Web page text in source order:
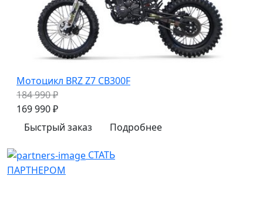
Мотоцикл BRZ Z7 CB300F
184 990 ₽
169 990 ₽
Быстрый заказ
Подробнее
СТАТЬ
ПАРТНЕРОМ